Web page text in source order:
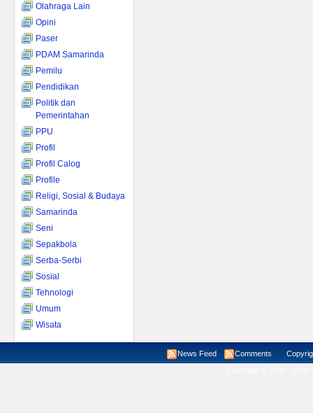
Olahraga Lain
Opini
Paser
PDAM Samarinda
Pemilu
Pendidikan
Politik dan
Pemerintahan
PPU
Profil
Profil Calog
Profile
Religi, Sosial & Budaya
Samarinda
Seni
Sepakbola
Serba-Serbi
Sosial
Tehnologi
Umum
Wisata
News Feed Comments Copyright